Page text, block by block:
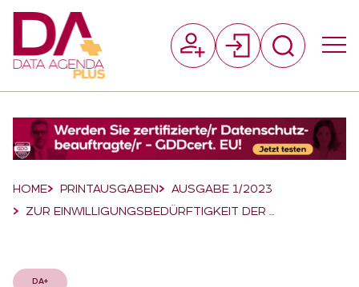
Breadcrumb-Navigation
HOME PRINTAUSGABEN
AUSGABE 1/2023
ZUR EINWILLIGUNGSBEDÜRFTIGKEIT DER …
DA+